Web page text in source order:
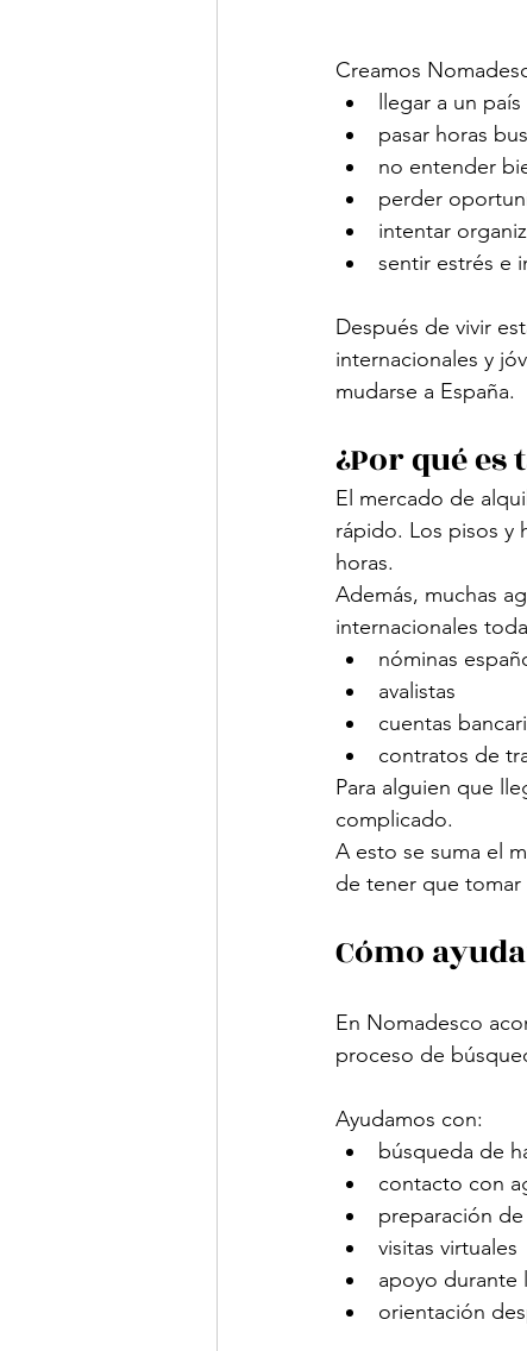
Creamos
llegar a un
pasar horas
no entender
perder
intentar
sentir estrés e
Después de vivir
internacionales y
mudarse a España.
¿Por qué
El mercado de
rápido. Los pisos y
horas.
Además, muchas
internacionales
nóminas
avalistas
cuentas
contratos de
Para alguien que
complicado.
A esto se suma el
de tener que
Cómo
En Nomadesco
proceso de
Ayudamos con:
búsqueda de
contacto con
preparación
visitas virtuales
apoyo durante
orientación